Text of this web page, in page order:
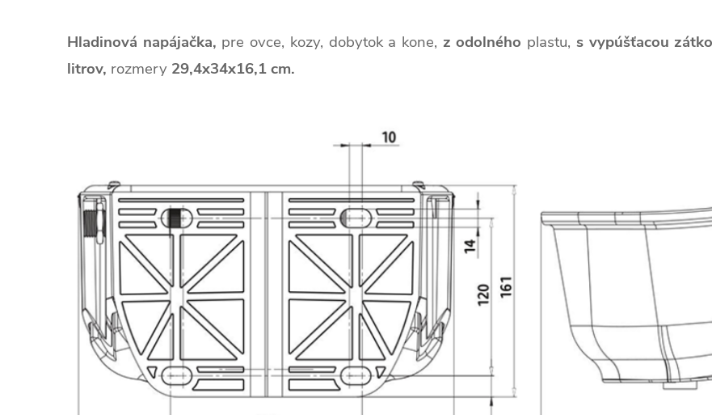
Hladinová napájačka, pre ovce, kozy, dobytok a kone, z odolného plastu, s vypúšťacou
litrov, rozmery 29,4x34x16,1 cm.